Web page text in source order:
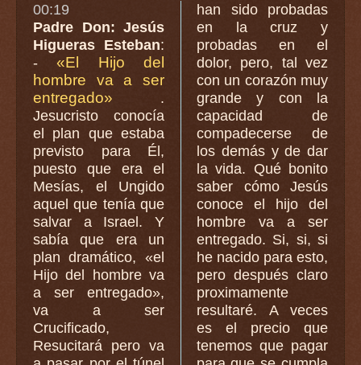
00:19
Padre Don: Jesús
Higueras Esteban:
- «El Hijo del
hombre va a ser
entregado» .
Jesucristo conocía
el plan que estaba
previsto para Él,
puesto que era el
Mesías, el Ungido
aquel que tenía que
salvar a Israel. Y
sabía que era un
plan dramático, «el
Hijo del hombre va
a ser entregado»,
va a ser
Crucificado,
Resucitará pero va
han sido probadas
en la cruz y
probadas en el
dolor, pero, tal vez
con un corazón muy
grande y con la
capacidad de
compadecerse de
los demás y de dar
la vida. Qué bonito
saber cómo Jesús
conoce el hijo del
hombre va a ser
entregado. Si, si, si
he nacido para esto,
pero después claro
proximamente
resultaré. A veces
es el precio que
tenemos que pagar